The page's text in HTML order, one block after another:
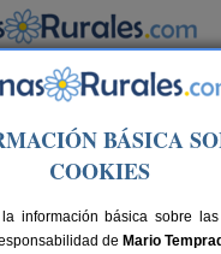
BÁSICA
COOKIES
información básica sobre
de Mario